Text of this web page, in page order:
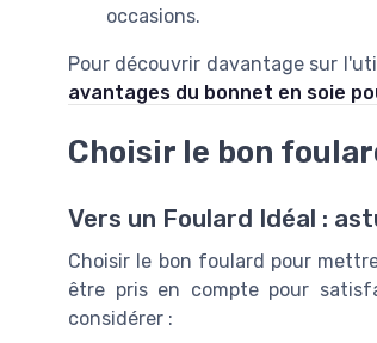
occasions.
Pour découvrir davantage sur
avantages du bonnet en soie
Choisir le bon
Vers un Foulard Idéal :
Choisir le bon foulard pour
être pris en compte pour
considérer :